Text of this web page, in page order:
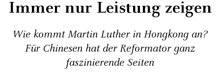
Immer nur Leistung zeigen
Wie kommt Martin Luther in Hongkong an?
Für Chinesen hat der Reformator ganz
faszinierende Seiten